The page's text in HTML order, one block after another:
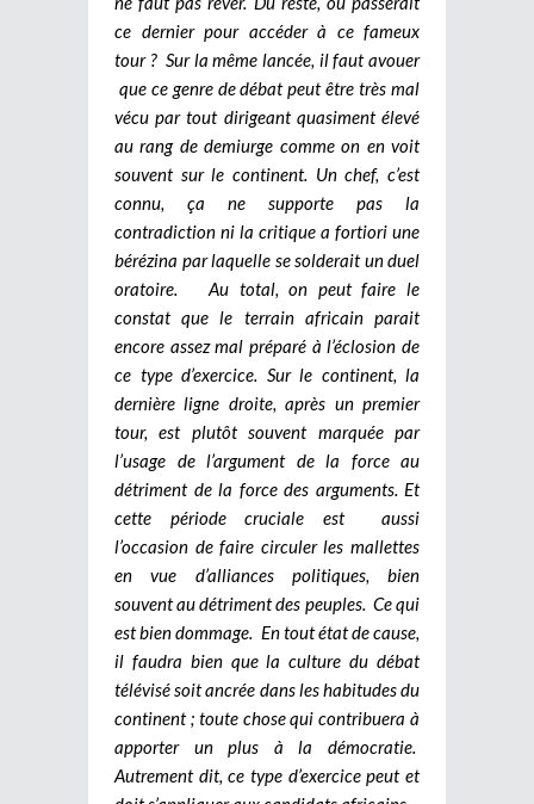
ce dernier pour accéder à ce fameux
tour ? Sur la même lancée, il faut avouer
que ce genre de débat peut être très mal
vécu par tout dirigeant quasiment élevé
au rang de demiurge comme on en voit
souvent sur le continent. Un chef, c’est
connu, ça ne supporte pas la
contradiction ni la critique a fortiori une
bérézina par laquelle se solderait un duel
oratoire. Au total, on peut faire le
constat que le terrain africain parait
encore assez mal préparé à l’éclosion de
ce type d’exercice. Sur le continent, la
dernière ligne droite, après un premier
tour, est plutôt souvent marquée par
l’usage de l’argument de la force au
détriment de la force des arguments. Et
cette période cruciale est aussi
l’occasion de faire circuler les mallettes
en vue d’alliances politiques, bien
souvent au détriment des peuples. Ce qui
est bien dommage. En tout état de cause,
il faudra bien que la culture du débat
télévisé soit ancrée dans les habitudes du
continent ; toute chose qui contribuera à
apporter un plus à la démocratie.
Autrement dit, ce type d’exercice peut et